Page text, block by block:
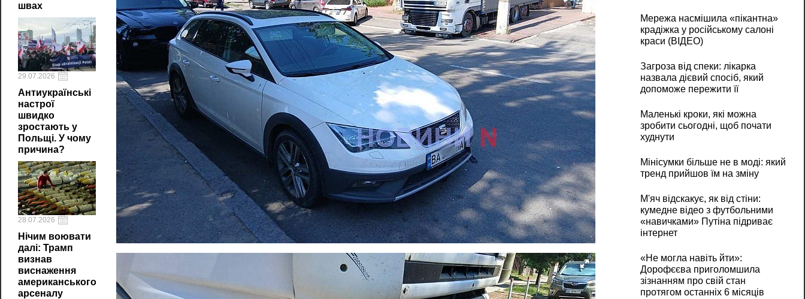
швах
29.07.2026
Антиукраїнські
настрої
швидко
зростають у
Польщі. У чому
причина?
28.07.2026
Нічим воювати
далі: Трамп
визнав
виснаження
американського
арсеналу
Мережа насмішила «пікантна»
крадіжка у російському салоні
краси (ВІДЕО)
Загроза від спеки: лікарка
назвала дієвий спосіб, який
допоможе пережити її
Маленькі кроки, які можна
зробити сьогодні, щоб почати
худнути
Мінісумки більше не в моді: який
тренд прийшов їм на зміну
М'яч відскакує, як від стіни:
кумедне відео з футбольними
«навичками» Путіна підриває
інтернет
«Не могла навіть йти»:
Дорофєєва приголомшила
зізнанням про свій стан
протягом останніх 6 місяців